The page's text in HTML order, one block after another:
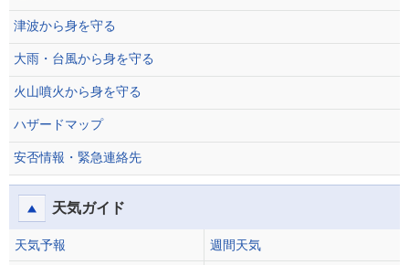
津波から身を守る
大雨・台風から身を守る
火山噴火から身を守る
ハザードマップ
安否情報・緊急連絡先
天気ガイド
天気予報 週間天気